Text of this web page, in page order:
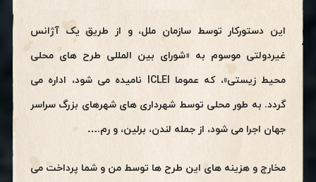
این دستورکار توسط سازمان ملل، و از طریق یک آژانس
غیردولتی موسوم به «شورای بین المللی طرح های محلی
محیط زیستی»، که عموما ICLEI نامیده می شود، اداره می
گردد. به طور محلی توسط شهرداری های شهرهای بزرگ سراسر
جهان اجرا می شود، از جمله لندن، برلین، و رم.…
مخارج و هزینه های این طرح ها توسط من و شما پرداخت می